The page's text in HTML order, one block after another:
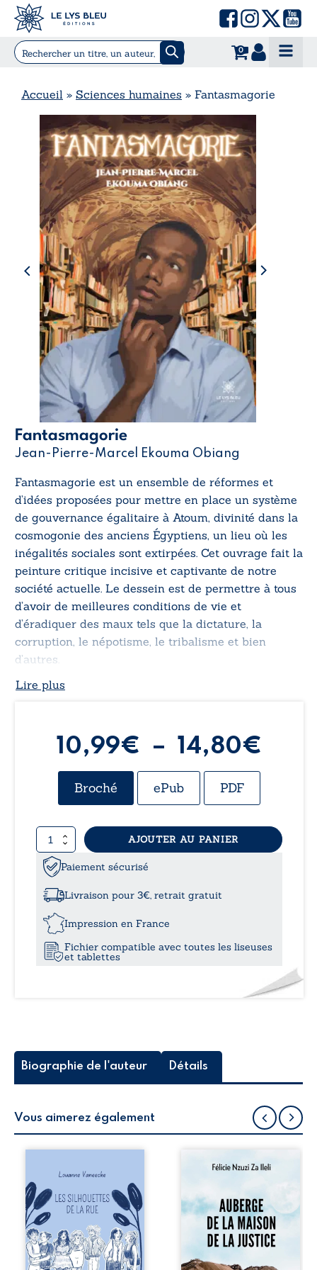
0
Accueil » Sciences humaines » Fantasmagorie
Fantasmagorie
Jean-Pierre-Marcel Ekouma Obiang
Fantasmagorie est un ensemble de réformes et
d’idées proposées pour mettre en place un système
de gouvernance égalitaire à Atoum, divinité dans la
cosmogonie des anciens Égyptiens, un lieu où les
inégalités sociales sont extirpées. Cet ouvrage fait la
peinture critique incisive et captivante de notre
société actuelle. Le dessein est de permettre à tous
d’avoir de meilleures conditions de vie et
d’éradiquer des maux tels que la dictature, la
corruption, le népotisme, le tribalisme et bien
d’autres.
Lire plus
10,99€ – 14,80€
Broché ePub PDF
quantité
de
Fantasmagorie
AJOUTER AU PANIER
Paiement sécurisé
Livraison pour 3€, retrait gratuit
Impression en France
Fichier compatible avec toutes les liseuses
et tablettes
Biographie de l'auteur Détails
Vous aimerez également
la rue donne la
parole à six
personnages
ordinaires,
traversés par des
pensées, des
émotions et des
silences qui
Auberge de la
récit-témoignage
consacré au
parcours
exemplaire de
Mbala Zi Nkuaku
Lema Félix.